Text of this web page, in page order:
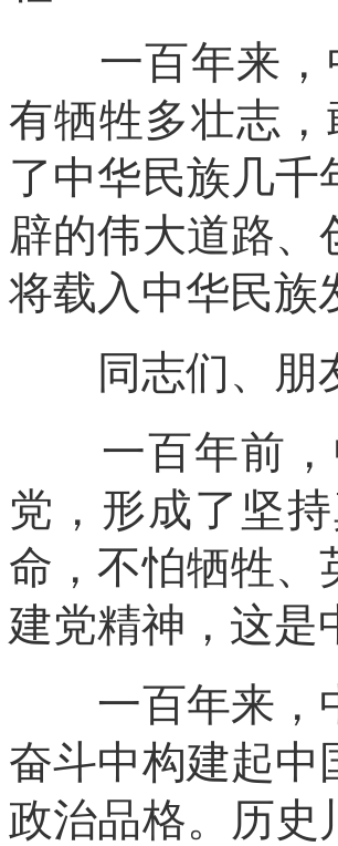
一百年来，
有牺牲多壮志
了中华民族几
辟的伟大道路
将载入中华民族
同志们、朋
一百年前，
党，形成了坚
命，不怕牺牲、
建党精神，这是
一百年来，中
奋斗中构建起中
政治品格。历史